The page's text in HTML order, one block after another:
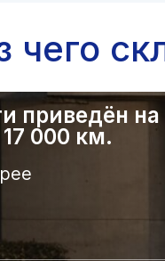
чего
приведён
000 км.